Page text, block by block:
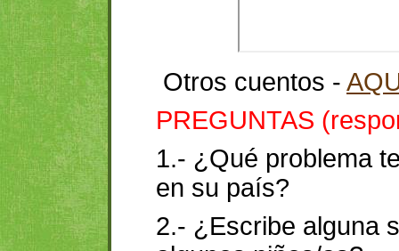
Otros cuentos -
PREGUNTAS
1.- ¿Qué problema
en su país?
2.- ¿Escribe alguna